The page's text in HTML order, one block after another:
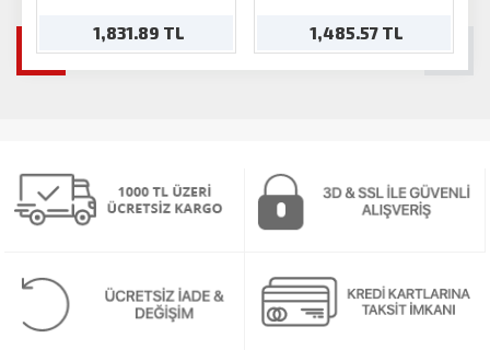
1,831.89 TL 1,485.57 TL